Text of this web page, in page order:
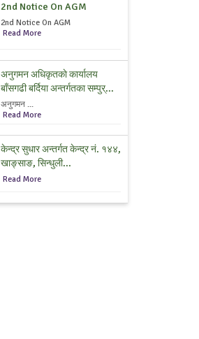
2nd Notice On AGM
2nd Notice On AGM
Read More
अनुगमन अधिकृतकाे कार्यालय
बाँसगढी बर्दिया अन्तर्गतका सम्पुर्...
अनुगमन ...
Read More
केन्द्र सुधार अन्तर्गत केन्द्र नं. १४४,
खाङ्साङ, सिन्धुली...
Read More